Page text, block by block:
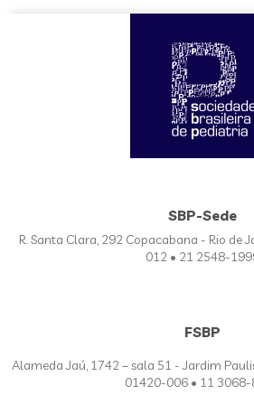
SBP-Sede
R. Santa Clara, 292 Copacabana - Rio de
012 • 21 2548-
FSBP
Alameda Jaú, 1742 – sala 51 - Jardim
01420-006 • 11